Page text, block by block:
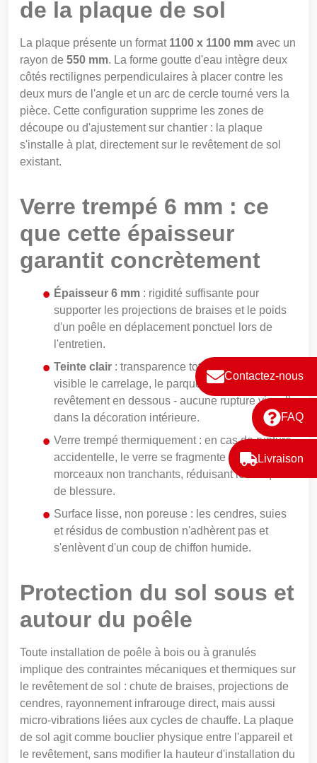
Contactez-nous
FAQ
Livraison
de la plaque de sol
La plaque présente un format 1100 x 1100 mm avec un
rayon de 550 mm. La forme goutte d'eau intègre deux
côtés rectilignes perpendiculaires à placer contre les
deux murs de l'angle et un arc de cercle tourné vers la
pièce. Cette configuration supprime les zones de
découpe ou d'ajustement sur chantier : la plaque
s'installe à plat, directement sur le revêtement de sol
existant.
Verre trempé 6 mm : ce
que cette épaisseur
garantit concrètement
Épaisseur 6 mm : rigidité suffisante pour
supporter les projections de braises et le poids
d'un poêle en déplacement ponctuel lors de
l'entretien.
Teinte clair : transparence totale qui laisse
visible le carrelage, le parquet ou tout autre
revêtement en dessous - aucune rupture visuelle
dans la décoration intérieure.
Verre trempé thermiquement : en cas de rupture
accidentelle, le verre se fragmente en petits
morceaux non tranchants, réduisant les risques
de blessure.
Surface lisse, non poreuse : les cendres, suies
et résidus de combustion n'adhèrent pas et
s'enlèvent d'un coup de chiffon humide.
Protection du sol sous et
autour du poêle
Toute installation de poêle à bois ou à granulés
implique des contraintes mécaniques et thermiques sur
le revêtement de sol : chute de braises, projections de
cendres, rayonnement infrarouge direct, mais aussi
micro-vibrations liées aux cycles de chauffe. La plaque
de sol agit comme bouclier physique entre l'appareil et
le revêtement, sans modifier la hauteur d'installation du